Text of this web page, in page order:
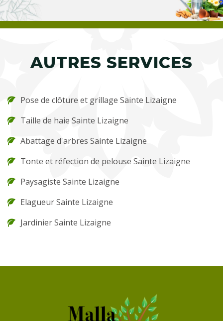
AUTRES SERVICES
Pose de clôture et grillage Sainte Lizaigne
Taille de haie Sainte Lizaigne
Abattage d'arbres Sainte Lizaigne
Tonte et réfection de pelouse Sainte Lizaigne
Paysagiste Sainte Lizaigne
Elagueur Sainte Lizaigne
Jardinier Sainte Lizaigne